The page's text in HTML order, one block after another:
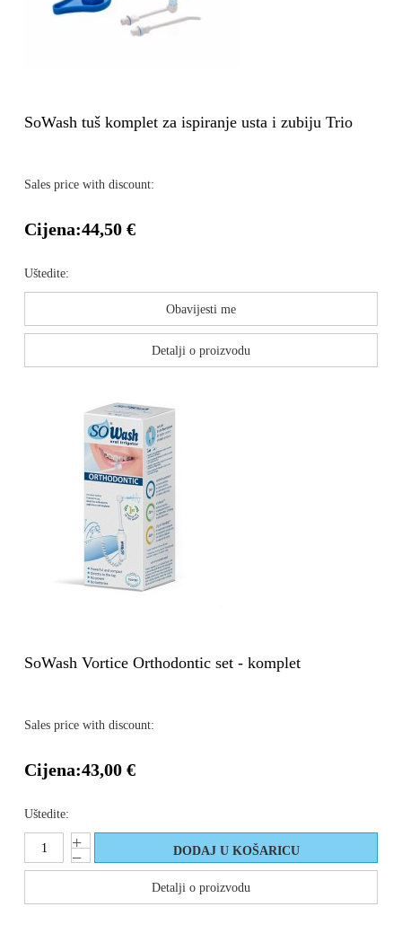
SoWash tuš komplet za ispiranje usta i zubiju Trio
Sales price with discount:
Cijena:44,50 €
Uštedite:
Obavijesti me
Detalji o proizvodu
SoWash Vortice Orthodontic set - komplet
Sales price with discount:
Cijena:43,00 €
Uštedite:
Detalji o proizvodu